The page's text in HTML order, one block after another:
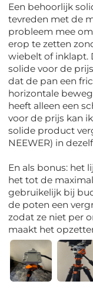
Een behoorlijk
tevreden met de
probleem mee
erop te zetten
wiebelt of inklapt.
solide voor de
dat de pan een
horizontale
heeft alleen een
voor de prijs kan
solide product
NEEWER) in
En als bonus: het
het tot de
gebruikelijk bij
de poten een
zodat ze niet per
maakt het